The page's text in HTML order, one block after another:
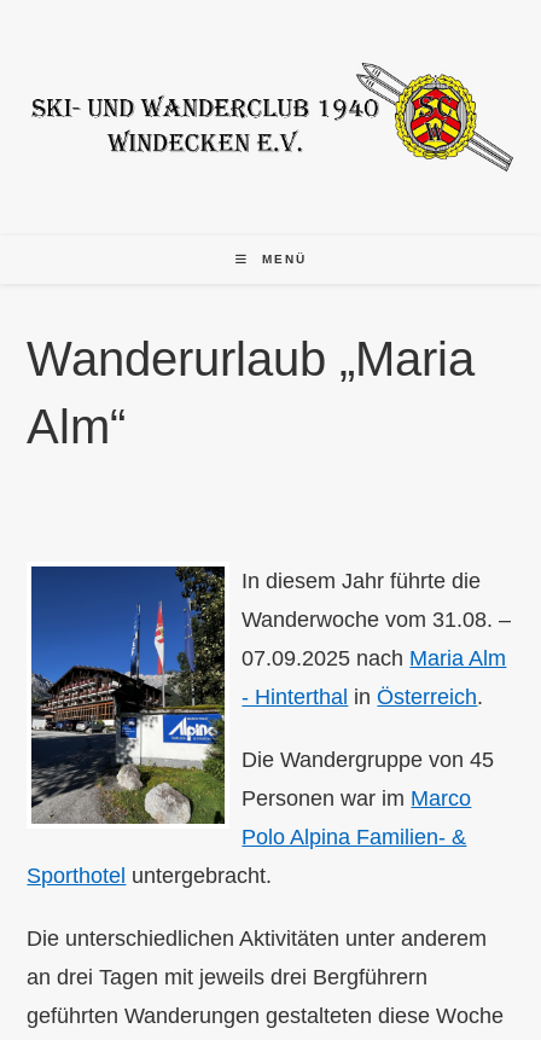
MENÜ
Wanderurlaub „Maria
Alm“
In diesem Jahr führte die
Wanderwoche vom 31.08. –
07.09.2025 nach Maria Alm
- Hinterthal inÖsterreich.
Die Wandergruppe von 45
Personen war im Marco
Polo Alpina Familien- &
Sporthotel untergebracht.
Die unterschiedlichen Aktivitäten unter anderem
an drei Tagen mit jeweils drei Bergführern
geführten Wanderungen gestalteten diese Woche